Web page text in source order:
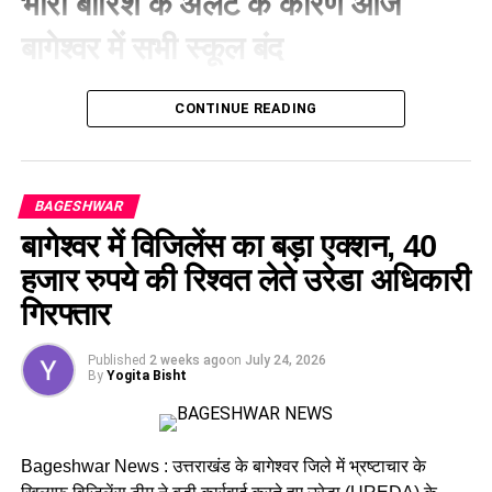
की जानकारी दी और निर्धारित प्रक्रिया के तहत उनकी तलाशी ली।
में जिलाधिकारी के निर्देशानुसार कक्षा 1 से 12 तक संचालित सभी
सरकारी, सहायता प्राप्त, निजी विद्यालयों के साथ-साथ सभी आंगनवाड़ी
CONTINUE READING
BAGESHWAR
बागेश्वर में विजिलेंस का बड़ा एक्शन, 40
हजार रुपये की रिश्वत लेते उरेडा अधिकारी
गिरफ्तार
Published 2 weeks agoon July 24, 2026
By Yogita Bisht
Bageshwar News : उत्तराखंड के बागेश्वर जिले में भ्रष्टाचार के